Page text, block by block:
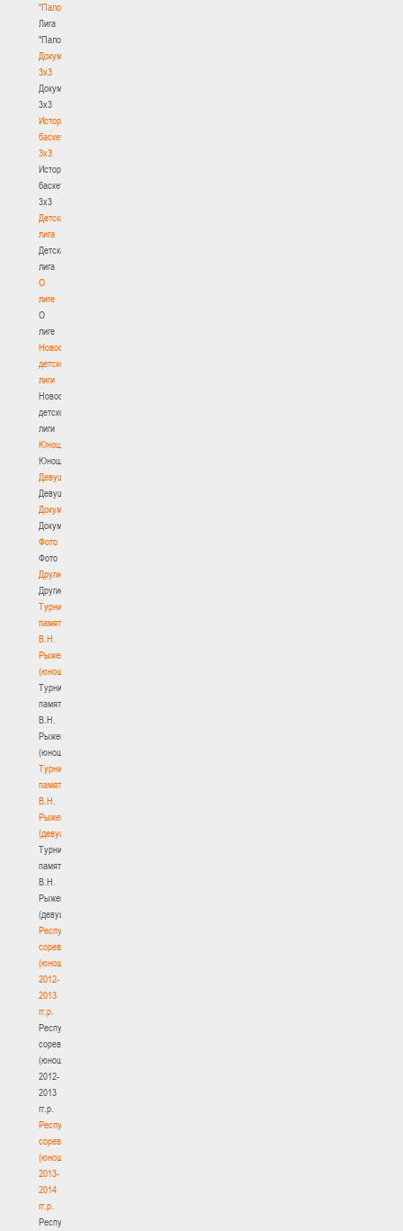
"Палова"
Лига
"Палова"
Документы
3х3
Документы
3х3
История
баскетбола
3х3
История
баскетбола
3х3
Детская
лига
Детская
лига
О
лиге
О
лиге
Новости
детской
лиги
Новости
детской
лиги
Юноши
Юноши
Девушки
Девушки
Документы
Документы
Фото
Фото
Другие
Другие
Турнир
памяти
В.Н.
Рыженкова
(юноши)
Турнир
памяти
В.Н.
Рыженкова
(юноши)
Турнир
памяти
В.Н.
Рыженкова
(девушки)
Турнир
памяти
В.Н.
Рыженкова
(девушки)
Республиканские
соревнования
(юноши)
2012-
2013
гг.р.
Республиканские
соревнования
(юноши)
2012-
2013
гг.р.
Республиканские
соревнования
(юноши)
2013-
2014
гг.р.
Республиканские